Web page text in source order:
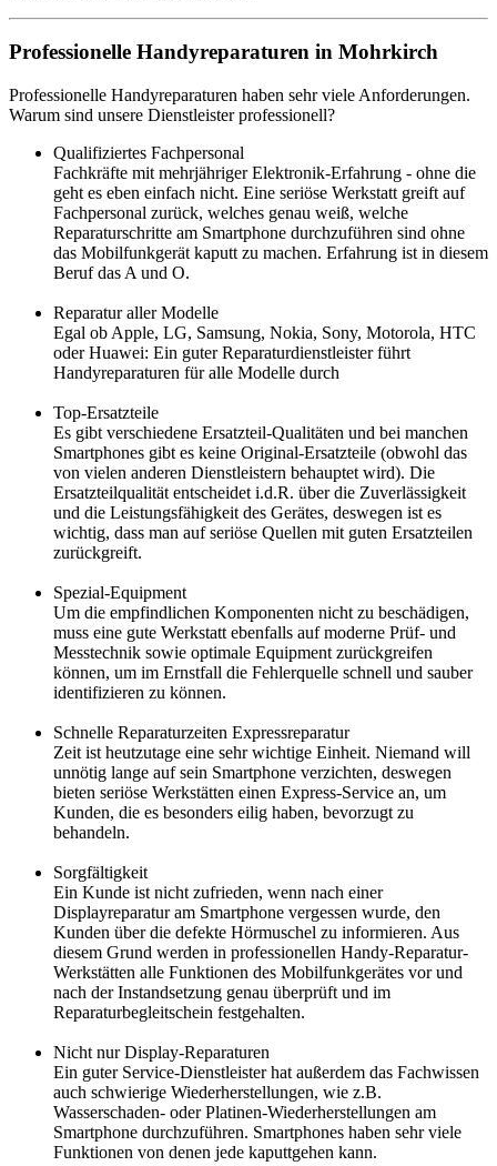
Professionelle Handyreparaturen in Mohrkirch
Professionelle Handyreparaturen haben sehr viele Anforderungen.
Warum sind unsere Dienstleister professionell?
Qualifiziertes Fachpersonal
Fachkräfte mit mehrjähriger Elektronik-Erfahrung - ohne die
geht es eben einfach nicht. Eine seriöse Werkstatt greift auf
Fachpersonal zurück, welches genau weiß, welche
Reparaturschritte am Smartphone durchzuführen sind ohne
das Mobilfunkgerät kaputt zu machen. Erfahrung ist in diesem
Beruf das A und O.
Reparatur aller Modelle
Egal ob Apple, LG, Samsung, Nokia, Sony, Motorola, HTC
oder Huawei: Ein guter Reparaturdienstleister führt
Handyreparaturen für alle Modelle durch
Top-Ersatzteile
Es gibt verschiedene Ersatzteil-Qualitäten und bei manchen
Smartphones gibt es keine Original-Ersatzteile (obwohl das
von vielen anderen Dienstleistern behauptet wird). Die
Ersatzteilqualität entscheidet i.d.R. über die Zuverlässigkeit
und die Leistungsfähigkeit des Gerätes, deswegen ist es
wichtig, dass man auf seriöse Quellen mit guten Ersatzteilen
zurückgreift.
Spezial-Equipment
Um die empfindlichen Komponenten nicht zu beschädigen,
muss eine gute Werkstatt ebenfalls auf moderne Prüf- und
Messtechnik sowie optimale Equipment zurückgreifen
können, um im Ernstfall die Fehlerquelle schnell und sauber
identifizieren zu können.
Schnelle Reparaturzeiten Expressreparatur
Zeit ist heutzutage eine sehr wichtige Einheit. Niemand will
unnötig lange auf sein Smartphone verzichten, deswegen
bieten seriöse Werkstätten einen Express-Service an, um
Kunden, die es besonders eilig haben, bevorzugt zu
behandeln.
Sorgfältigkeit
Ein Kunde ist nicht zufrieden, wenn nach einer
Displayreparatur am Smartphone vergessen wurde, den
Kunden über die defekte Hörmuschel zu informieren. Aus
diesem Grund werden in professionellen Handy-Reparatur-
Werkstätten alle Funktionen des Mobilfunkgerätes vor und
nach der Instandsetzung genau überprüft und im
Reparaturbegleitschein festgehalten.
Nicht nur Display-Reparaturen
Ein guter Service-Dienstleister hat außerdem das Fachwissen
auch schwierige Wiederherstellungen, wie z.B.
Wasserschaden- oder Platinen-Wiederherstellungen am
Smartphone durchzuführen. Smartphones haben sehr viele
Funktionen von denen jede kaputtgehen kann.